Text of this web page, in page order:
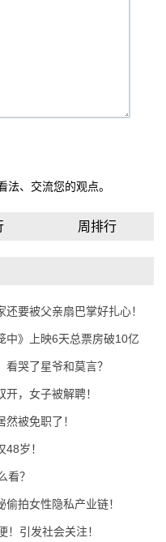
、交流您的观点。
周排行
要被父亲扇巴掌好扎心！
中》上映6天总票房破10亿
看哭了星爷和莫言？
，女子被解聘！
被免职了！
岁！
看？
拍女性隐私产业链！
引发社会关注！